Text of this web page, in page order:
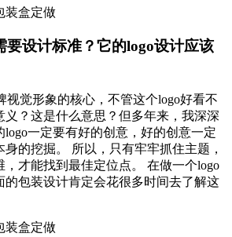
要设计标准？它的logo设计应该
视觉形象的核心，不管这个logo好看不
义？这是什么意思？但多年来，我深深
logo一定要有好的创意，好的创意一定
的挖掘。 所以，只有牢牢抓住主题，
，才能找到最佳定位点。 在做一个logo
的包装设计肯定会花很多时间去了解这